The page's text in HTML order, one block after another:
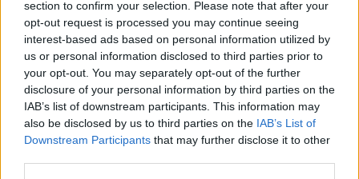
section to confirm your selection. Please note that after your
opt-out request is processed you may continue seeing
interest-based ads based on personal information utilized by
us or personal information disclosed to third parties prior to
your opt-out. You may separately opt-out of the further
disclosure of your personal information by third parties on the
IAB’s list of downstream participants. This information may
also be disclosed by us to third parties on the IAB’s List of
Downstream Participants that may further disclose it to other
Když už nemůžete, o jídlo se podělte
Některá práva vyhrazena Foto | stacey shintani
Flickr.com
Hledá se hladovec. Zn.: Spěchá!